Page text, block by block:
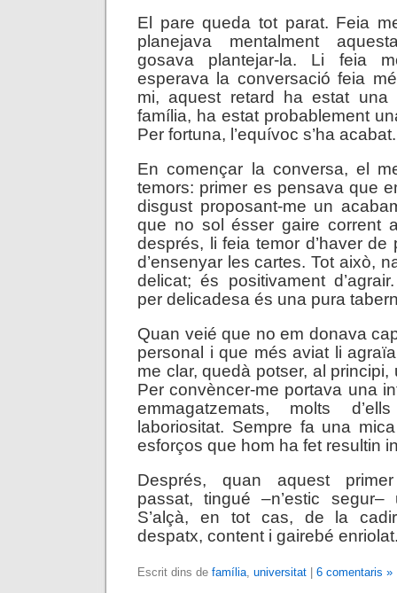
El pare queda tot parat. Feia
planejava mentalment
gosava plantejar-la. Li feia
esperava la conversació feia
mi, aquest retard ha estat
família, ha estat probablement
Per fortuna, l’equívoc s’ha acabat.
En començar la conversa, el
temors: primer es pensava que
disgust proposant-me un
que no sol ésser gaire corrent
després, li feia temor d’haver de
d’ensenyar les cartes. Tot això,
delicat; és positivament
per delicadesa és una pura
Quan veié que no em donava
personal i que més aviat li
me clar, quedà potser, al
Per convèncer-me portava una
emmagatzemats, molts
laboriositat. Sempre fa una
esforços que hom ha fet resultin
Després, quan aquest
passat, tingué –n’estic
S’alçà, en tot cas, de la
despatx, content i gairebé
Escrit dins de família, universitat 6 comentaris »